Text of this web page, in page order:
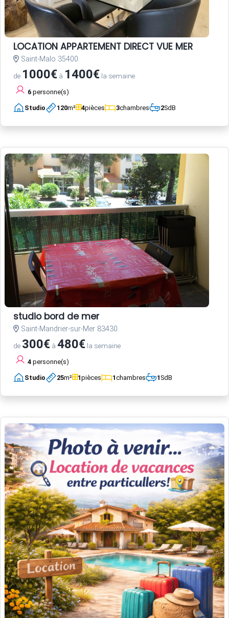
LOCATION APPARTEMENT DIRECT VUE MER
Saint-Malo 35400
de 1000€ à 1400€ la semaine
6 personne(s)
Studio 120m² 4pièces 3chambres 2SdB
studio bord de mer
Saint-Mandrier-sur-Mer 83430
de 300€ à 480€ la semaine
4 personne(s)
Studio 25m² 1pièces 1chambres 1SdB